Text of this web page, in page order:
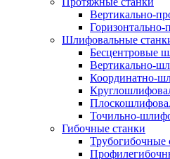
Вертикально-
Шлифовальные
Бесцентровые
Вертикально-
Координатно-
Точильно-
Гибочные станки
Трубогибочные